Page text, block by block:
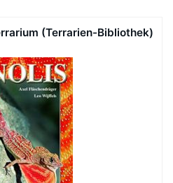
(Terrarien-Bibliothek)